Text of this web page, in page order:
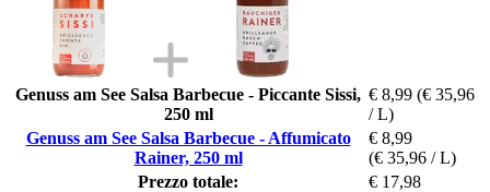
Genuss am See Salsa Barbecue - Piccante Sissi,
250 ml
€ 8,99 (€ 35,96
/ L)
Genuss am See Salsa Barbecue -​ Affumicato
Rainer, 250 ml
€ 8,99
(€ 35,96 / L)
Prezzo totale:
€ 17,98